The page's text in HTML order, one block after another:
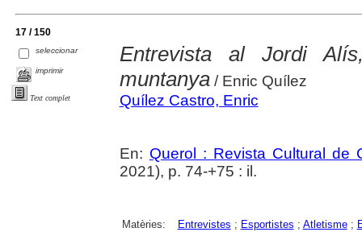
17 / 150
seleccionar
imprimir
Text complet
Entrevista al Jordi
muntanya/ Enric Quílez
Quílez Castro, Enric
En: Querol : Revista Cultural de
2021), p. 74-+75 : il.
Matèries: Entrevistes ; Esportistes ; Atletisme;